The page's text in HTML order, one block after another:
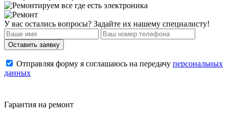
У вас остались вопросы? Задайте их нашему специалисту!
Отправляя форму я соглашаюсь на передачу персональных
данных
Гарантия на ремонт